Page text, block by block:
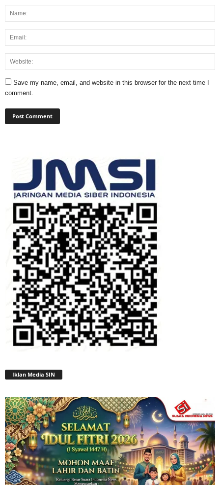
Save my name, email, and website in this browser for the next time I
comment.
Iklan Media SIN